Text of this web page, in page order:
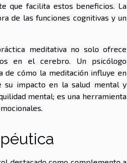
que facilita estos beneficios. La
de las funciones cognitivas y un
meditativa no solo ofrece
en el cerebro. Un psicólogo
de cómo la meditación influye en
su impacto en la salud mental y
mental; es una herramienta